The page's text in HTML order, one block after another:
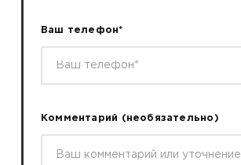
Ваш телефон*
Комментарий (необязательно)